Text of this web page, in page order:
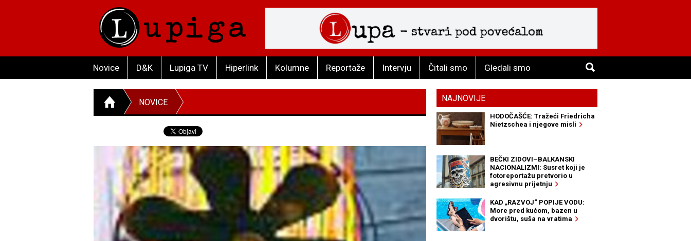
Novice D&K Lupiga TV Hiperlink Kolumne Reportaže Intervju Čitali smo Gledali smo
NOVICE NAJNOVIJE
HODOČAŠĆE: Tražeći Friedricha
Nietzschea i njegove misli
BEČKI ZIDOVI–BALKANSKI
NACIONALIZMI: Susret koji je
fotoreportažu pretvorio u
agresivnu prijetnju
KAD „RAZVOJ“ POPIJE VODU:
More pred kućom, bazen u
dvorištu, suša na vratima